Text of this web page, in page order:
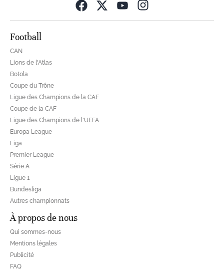
Football
CAN
Lions de l'Atlas
Botola
Coupe du Trône
Ligue des Champions de la CAF
Coupe de la CAF
Ligue des Champions de l'UEFA
Europa League
Liga
Premier League
Série A
Ligue 1
Bundesliga
Autres championnats
À propos de nous
Qui sommes-nous
Mentions légales
Publicité
FAQ